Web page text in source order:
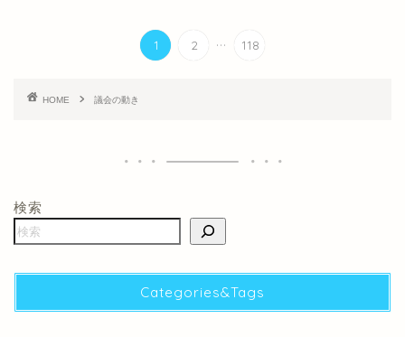
1 2 ... 118
HOME 議会の動き
検索
Categories&Tags